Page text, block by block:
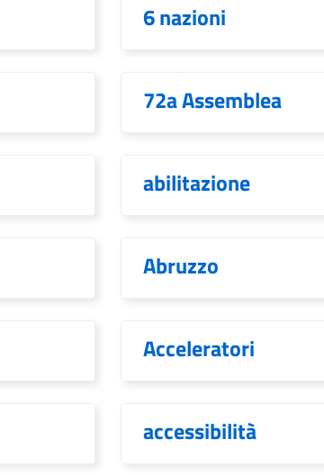
6 nazioni
72a Assemblea
abilitazione
Abruzzo
Acceleratori
accessibilità